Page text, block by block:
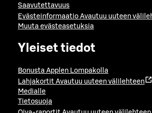
Saavutettavuus
Evästeinformaatio Avautuu uuteen
Muuta evästeasetuksia
Yleiset tiedot
Bonusta Applen Lompakolla
Lahjakortit Avautuu uuteen välilehteen
Medialle
Tietosuoja